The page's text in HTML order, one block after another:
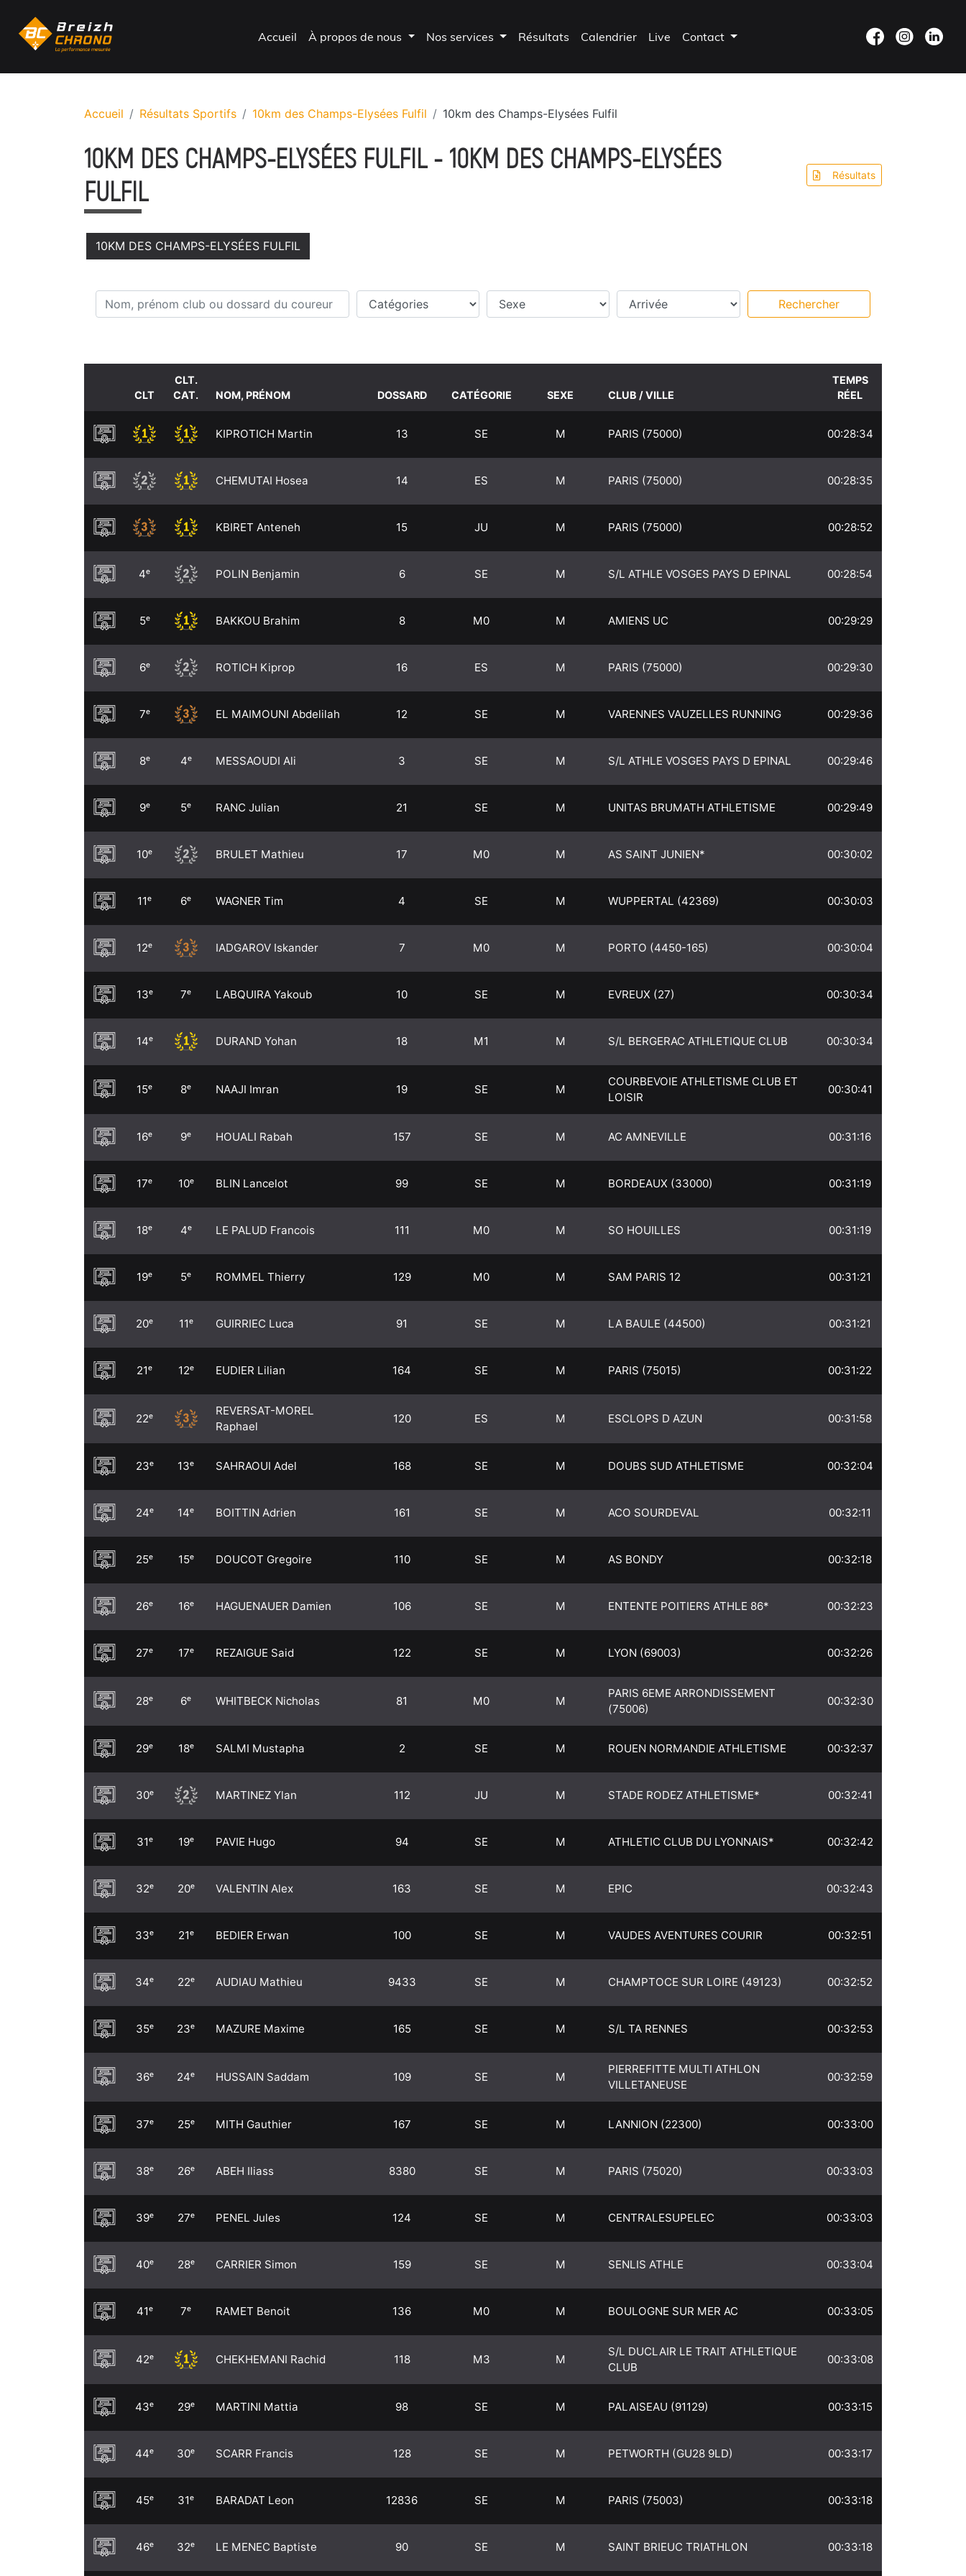
Accueil À propos de nous Nos services Résultats Calendrier Live Contact
Accueil Résultats Sportifs 10km des Champs-Elysées Fulfil 10km des Champs-Elysées Fulfil
10KM DES CHAMPS-ELYSÉES FULFIL - 10KM DES CHAMPS-ELYSÉES
FULFIL
Résultats
10KM DES CHAMPS-ELYSÉES FULFIL
Nom, prénom club ou dossard du coureur Catégories Sexe Temps intermédiaires Rechercher